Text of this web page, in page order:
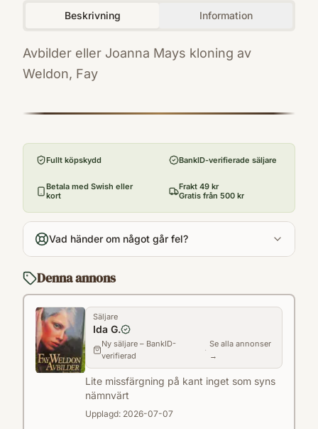
Beskrivning Information
Avbilder eller Joanna Mays kloning av
Weldon, Fay
9186600575
Stenström
Utgivningsår
1990
Antal sidor
318
Språk
Format
Inbunden
Fullt köpskydd BankID-verifierade säljare
Betala med Swish eller
kort
Frakt 49 kr
Gratis från 500 kr
Vad händer om något går fel?
Denna annons
Säljare
Ida G.
Ny säljare – BankID-
verifierad
·
Se alla annonser
→
Lite missfärgning på kant inget som syns
nämnvärt
Upplagd: 2026-07-07